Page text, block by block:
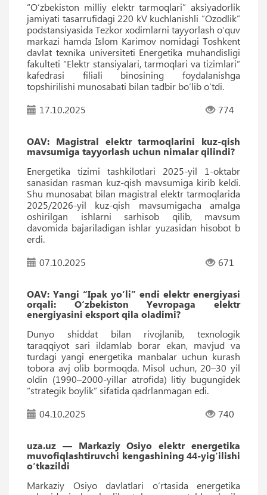
“O‘zbekiston milliy elektr tarmoqlari” aksiyadorlik
jamiyati tasarrufidagi 220 kV kuchlanishli “Ozodlik”
podstansiyasida Tezkor xodimlarni tayyorlash o‘quv
markazi hamda Islom Karimov nomidagi Toshkent
davlat texnika universiteti Energetika muhandisligi
fakulteti “Elektr stansiyalari, tarmoqlari va tizimlari”
kafedrasi filiali binosining foydalanishga
topshirilishi munosabati bilan tadbir bo‘lib o‘tdi.
17.10.2025
774
OAV: Magistral elektr tarmoqlarini kuz-qish
mavsumiga tayyorlash uchun nimalar qilindi?
Energetika tizimi tashkilotlari 2025-yil 1-oktabr
sanasidan rasman kuz-qish mavsumiga kirib keldi.
Shu munosabat bilan magistral elektr tarmoqlarida
2025/2026-yil kuz-qish mavsumigacha amalga
oshirilgan ishlarni sarhisob qilib, mavsum
davomida bajariladigan ishlar yuzasidan hisobot b
erdi.
07.10.2025
671
OAV: Yangi “Ipak yo‘li” endi elektr energiyasi
orqali: O‘zbekiston Yevropaga elektr
energiyasini eksport qila oladimi?
Dunyo shiddat bilan rivojlanib, texnologik
taraqqiyot sari ildamlab borar ekan, mavjud va
turdagi yangi energetika manbalar uchun kurash
tobora avj olib bormoqda. Misol uchun, 20–30 yil
oldin (1990–2000-yillar atrofida) litiy bugungidek
“strategik boylik” sifatida qadrlanmagan edi.
04.10.2025
740
uza.uz — Markaziy Osiyo elektr energetika
muvofiqlashtiruvchi kengashining 44-yig‘ilishi
o‘tkazildi
Markaziy Osiyo davlatlari o‘rtasida energetika